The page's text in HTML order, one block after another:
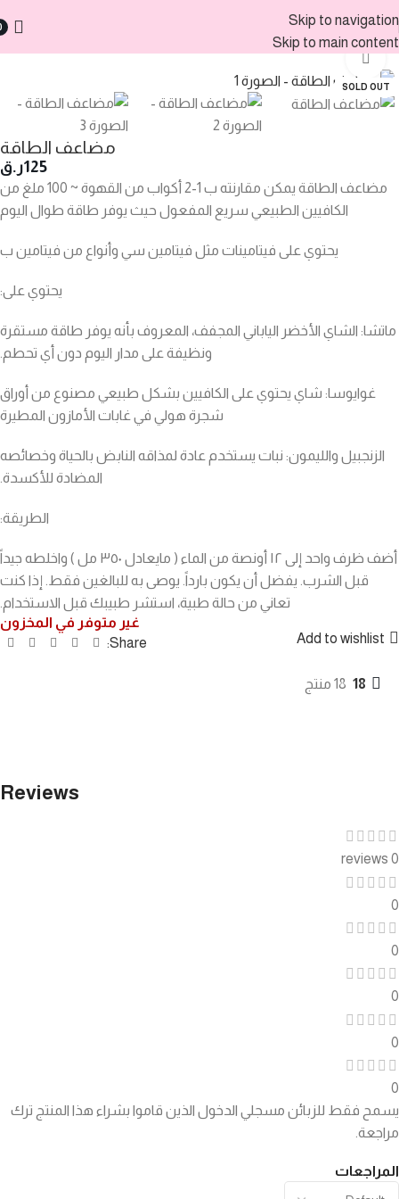
Skip to navigation
Skip to main content
الرئيسية المكملات الغذائية
SOLD OUT
Click to enlarge
مضاعف الطاقة
125ر.ق
مضاعف الطاقة يمكن مقارنته ب 1-2 أكواب من القهوة ~ 100 ملغ من
الكافيين الطبيعي سريع المفعول حيث يوفر طاقة طوال اليوم
يحتوي على فيتامينات مثل فيتامين سي وأنواع من فيتامين ب
يحتوي على:
ماتشا: الشاي الأخضر الياباني المجفف، المعروف بأنه يوفر طاقة مستقرة
ونظيفة على مدار اليوم دون أي تحطم.
غوايوسا: شاي يحتوي على الكافيين بشكل طبيعي مصنوع من أوراق
شجرة هولي في غابات الأمازون المطيرة
الزنجبيل والليمون: نبات يستخدم عادة لمذاقه النابض بالحياة وخصائصه
المضادة للأكسدة.
الطريقة:
أضف ظرف واحد إلى ١٢ أونصة من الماء ( مايعادل ٣٥٠ مل ) واخلطه جيداً
قبل الشرب. يفضل أن يكون بارداً. يوصى به للبالغين فقط. إذا كنت
تعاني من حالة طبية، استشر طبيبك قبل الاستخدام.
غير متوفر في المخزون
Add to wishlist
Share:
18 18 منتج
Reviews
0 reviews
0
0
0
0
0
المراجعات
يسمح فقط للزبائن مسجلي الدخول الذين قاموا بشراء هذا المنتج ترك
مراجعة.